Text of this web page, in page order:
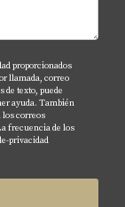
ofrecen
proporcionados
llamada, correo
de texto, puede
ayuda. También
los correos
frecuencia de los
privacidad